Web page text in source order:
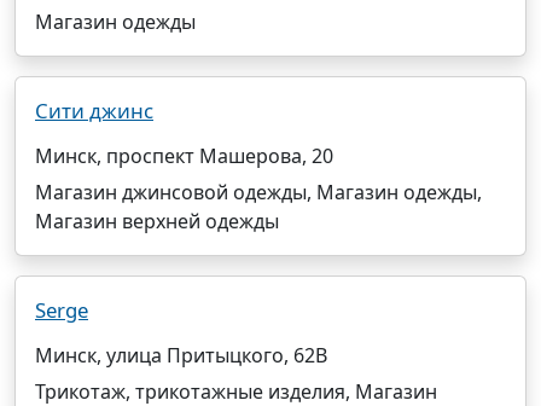
Магазин одежды
Сити джинс
Минск, проспект Машерова, 20
Магазин джинсовой одежды, Магазин одежды,
Магазин верхней одежды
Serge
Минск, улица Притыцкого, 62В
Трикотаж, трикотажные изделия, Магазин